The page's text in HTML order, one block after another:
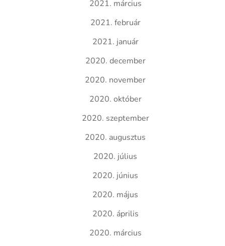
2021. március
2021. február
2021. január
2020. december
2020. november
2020. október
2020. szeptember
2020. augusztus
2020. július
2020. június
2020. május
2020. április
2020. március